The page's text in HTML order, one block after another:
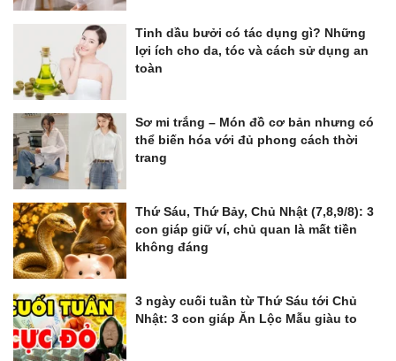
Tinh dầu bưởi có tác dụng gì? Những
lợi ích cho da, tóc và cách sử dụng an
toàn
Sơ mi trắng – Món đồ cơ bản nhưng có
thể biến hóa với đủ phong cách thời
trang
Thứ Sáu, Thứ Bảy, Chủ Nhật (7,8,9/8): 3
con giáp giữ ví, chủ quan là mất tiền
không đáng
3 ngày cuối tuần từ Thứ Sáu tới Chủ
Nhật: 3 con giáp Ăn Lộc Mẫu giàu to